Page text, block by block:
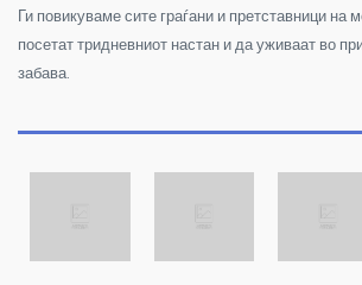
Ги повикуваме сите граѓани и претставници на
посетат тридневниот настан и да уживаат во
забава.